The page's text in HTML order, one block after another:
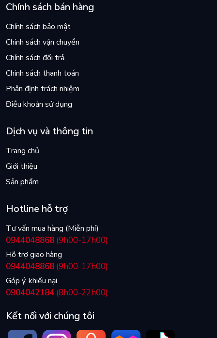
Chính sách bán hàng
Chính sách bảo mật
Chính sách vận chuyển
Chính sách đổi trả
Chính sách thanh toán
Phân định trách nhiệm
Điều khoản sử dụng
Dịch vụ và thông tin
Trang chủ
Giới thiệu
Sản phẩm
Hotline hỗ trợ
Tư vấn mua hàng (Miễn phí)
0944048868 (9h00-17h00)
Hỗ trợ giao hàng
0944048868 (9h00-17h00)
Góp ý, khiếu nại
0904042184 (8h00-22h00)
Kết nối với chúng tôi